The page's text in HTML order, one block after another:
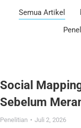
Semua Artikel
Social
Sebelum
Penelitian Juli 2, 2026